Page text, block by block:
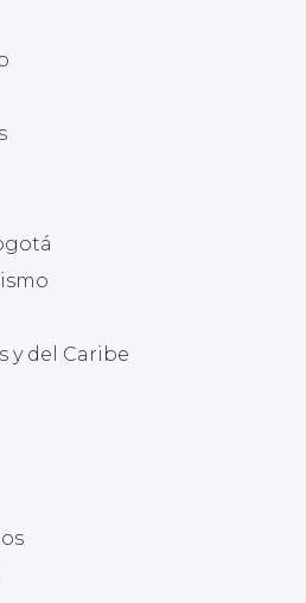
y del Caribe